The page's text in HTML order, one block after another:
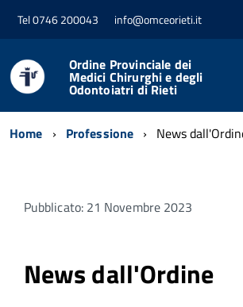
Tel 0746 200043 info@omceorieti.it
Ordine Provinciale dei
Medici Chirurghi e degli
Odontoiatri di Rieti
Home Professione News
Pubblicato: 21 Novembre 2023
News dall'Ordine